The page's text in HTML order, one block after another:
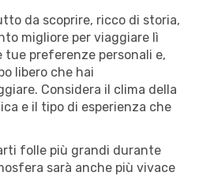
da scoprire, ricco di storia,
migliore per viaggiare lì
tue preferenze personali e,
libero che hai
Considera il clima della
e il tipo di esperienza che
folle più grandi durante
sarà anche più vivace